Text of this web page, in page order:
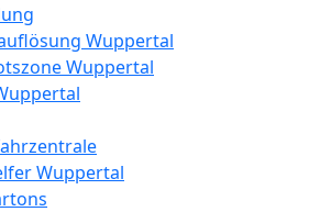
Wuppertal
Wuppertal
Wuppertal